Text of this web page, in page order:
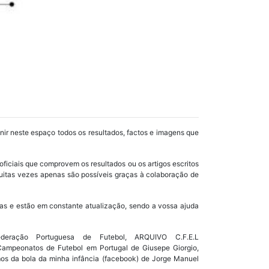
neste espaço todos os resultados, factos e imagens que
que comprovem os resultados ou os artigos escritos
vezes apenas são possíveis graças à colaboração de
e estão em constante atualização, sendo a vossa ajuda
Portuguesa de Futebol, ARQUIVO C.F.E.L
de Futebol em Portugal de Giusepe Giorgio,
da bola da minha infância (facebook) de Jorge Manuel